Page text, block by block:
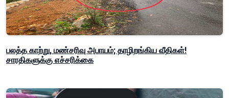
பலத்த காற்று, மண்சரிவு அபாயம்; தாழிறங்கிய வீதிகள்!
சாரதிகளுக்கு எச்சரிக்கை